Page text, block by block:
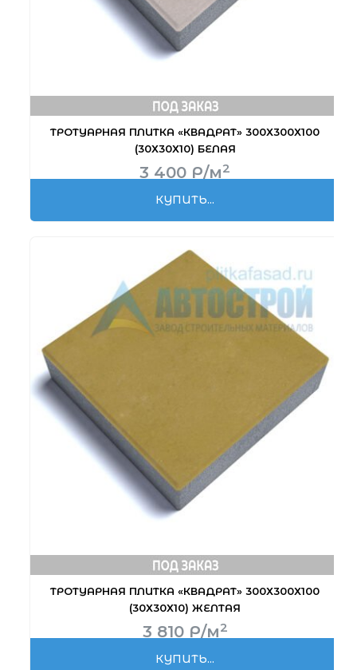
ТРОТУАРНАЯ ПЛИТКА «КВАДРАТ» 300Х300Х100
(30Х30Х10) БЕЛАЯ
3 400 Р/м2
КУПИТЬ...
ТРОТУАРНАЯ ПЛИТКА «КВАДРАТ» 300Х300Х100
(30Х30Х10) ЖЕЛТАЯ
3 810 Р/м2
КУПИТЬ...